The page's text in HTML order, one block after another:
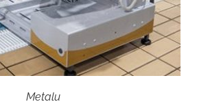
Metalu